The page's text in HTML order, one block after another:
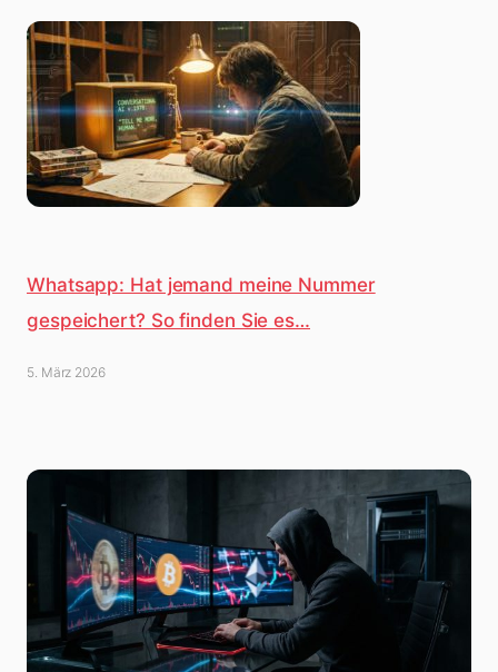
Whatsapp: Hat jemand meine Nummer
gespeichert? So finden Sie es…
5. März 2026